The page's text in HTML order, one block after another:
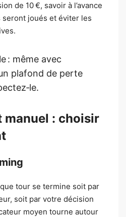
de 10 €, savoir à l’avance
joués et éviter les
: même avec
plafond de perte
manuel : choisir
tour se termine soit par
soit par votre décision
moyen tourne autour